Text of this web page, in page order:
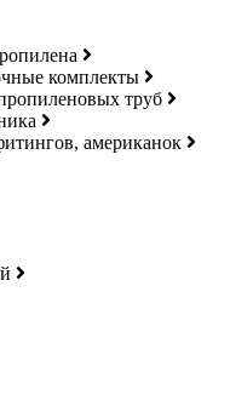
комплекты
труб
американок